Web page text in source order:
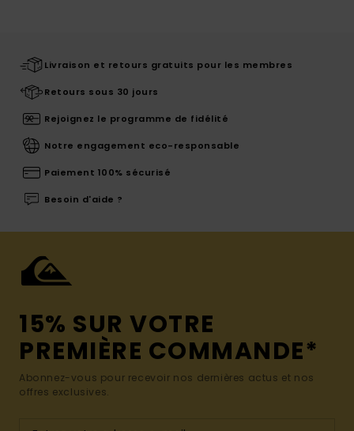
Livraison et retours gratuits pour les membres
Retours sous 30 jours
Rejoignez le programme de fidélité
Notre engagement eco-responsable
Paiement 100% sécurisé
Besoin d'aide ?
15% SUR VOTRE
PREMIÈRE COMMANDE*
Abonnez-vous pour recevoir nos dernières actus et nos
offres exclusives.